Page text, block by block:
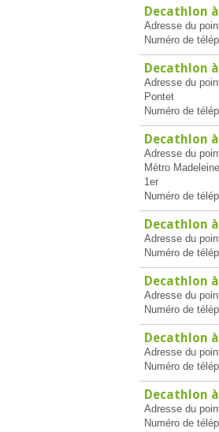
Decathlon
Adresse du
Numéro de
Decathlon
Adresse du
Pontet
Numéro de
Decathlon
Adresse du
Métro
1er
Numéro de
Decathlon
Adresse du
Numéro de
Decathlon
Adresse du
Numéro de
Decathlon
Adresse du
Numéro de
Decathlon
Adresse du
Numéro de